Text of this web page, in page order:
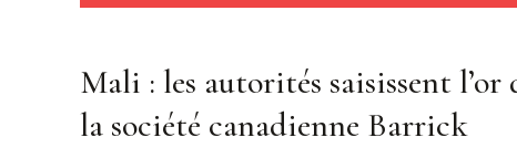
Mali : les autorités saisissent l’or
la société canadienne Barrick